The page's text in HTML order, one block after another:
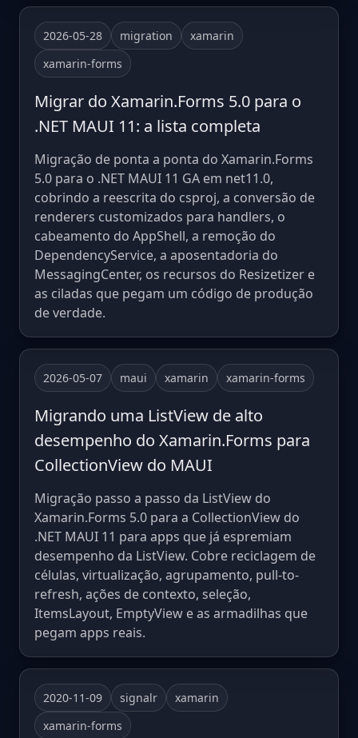
2026-05-28 migration
xamarin
xamarin-forms
Migrar do Xamarin.Forms 5.0 para o
.NET MAUI 11: a lista completa
Migração de ponta a ponta do Xamarin.Forms
5.0 para o .NET MAUI 11 GA em net11.0,
cobrindo a reescrita do csproj, a conversão de
renderers customizados para handlers, o
cabeamento do AppShell, a remoção do
DependencyService, a aposentadoria do
MessagingCenter, os recursos do Resizetizer e
as ciladas que pegam um código de produção
de verdade.
2026-05-07 maui xamarin xamarin-forms
Migrando uma ListView de alto
desempenho do Xamarin.Forms para
CollectionView do MAUI
Migração passo a passo da ListView do
Xamarin.Forms 5.0 para a CollectionView do
.NET MAUI 11 para apps que já espremiam
desempenho da ListView. Cobre reciclagem de
células, virtualização, agrupamento, pull-to-
refresh, ações de contexto, seleção,
ItemsLayout, EmptyView e as armadilhas que
pegam apps reais.
2020-11-09 signalr
xamarin
xamarin-forms